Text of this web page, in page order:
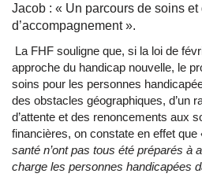
Jacob : « Un parcours de soins
d’accompagnement ».
La FHF souligne que, si la loi de
approche du handicap nouvelle, le
soins pour les personnes
des obstacles géographiques, d’un
d’attente et des renoncements aux
financières, on constate en effet que
santé n’ont pas tous été préparés à
charge les personnes handicapées